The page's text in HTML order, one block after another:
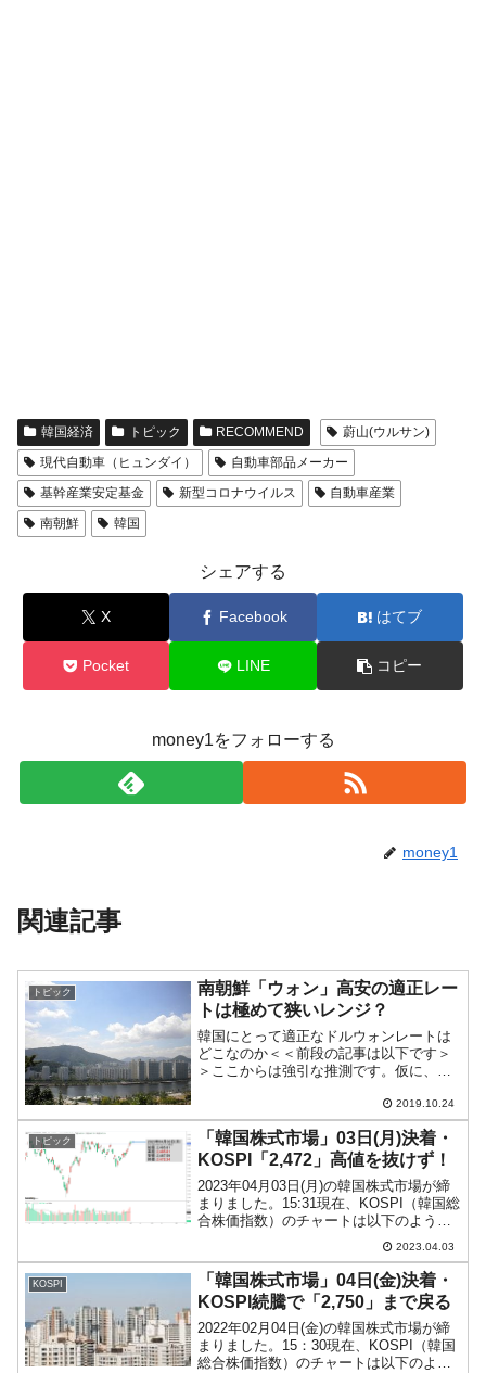
韓国経済 トピック RECOMMEND
蔚山(ウルサン)
現代自動車（ヒュンダイ）
自動車部品メーカー
基幹産業安定基金
新型コロナウイルス
自動車産業
南朝鮮
韓国
シェアする
X Facebook はてブ
Pocket LINE コピー
money1をフォローする
money1
関連記事
トピック
南朝鮮「ウォン」高安の適正レー
トは極めて狭いレンジ？
韓国にとって適正なドルウォンレートは
どこなのか＜＜前段の記事は以下です＞
＞ここからは強引な推測です。仮に、韓
さないというレートを直近のドタバタか
ら「1ドル＝1,200ウォン」、これ以上の
ウォン高を許さない...
2019.10.24
トピック
「韓国株式市場」03日(月)決着・
KOSPI「2,472」高値を抜けず！
2023年04月03日(月)の韓国株式市場が締
まりました。15:31現在、KOSPI（韓国総
合株価指数）のチャートは以下のように
『Investing.com』より引用）。残念でし
た(笑)。直近最高値を抜くことはできま...
2023.04.03
KOSPI
「韓国株式市場」04日(金)決着・
KOSPI続騰で「2,750」まで戻る
2022年02月04日(金)の韓国株式市場が締
まりました。15：30現在、KOSPI（韓国
総合株価指数）のチャートは以下のよう